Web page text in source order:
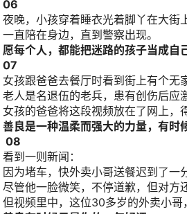
06
夜晚，小孩穿着睡衣光着脚丫在大街
一直陪在身边，直到警察出现。
愿每个人，都能把迷路的孩子当成自
07
女孩跟爸爸去餐厅时看到街上有个无
老人是名退伍的老兵，患有创伤后应
女孩的爸爸将这段视频放在了网上，
善良是一种温柔而强大的力量，有时
08
看到一则新闻：
因为堵车，快外卖小哥送餐迟到了一
尽管他一脸微笑，不停道歉，但对方
但视频里中，这位30多岁的外卖小